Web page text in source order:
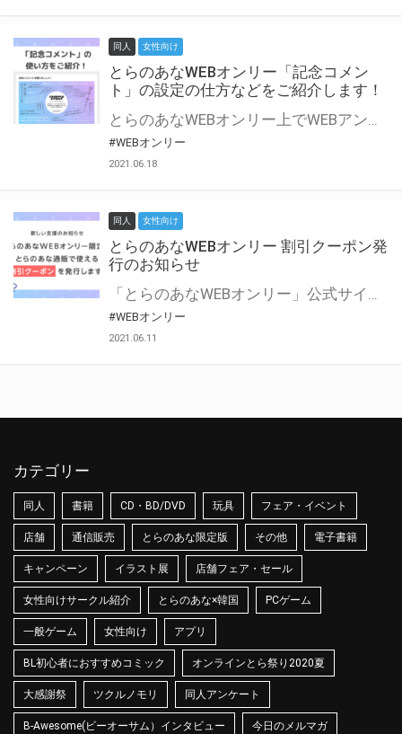
同人 女性向け
とらのあなWEBオンリー「記念コメン
ト」の設定の仕方などをご紹介します！
とらのあなWEBオンリー上でWEBアンソロジーが作成できる「記念コメント」について、その使い方や作成手順を解説します！ 支援タイプを「サークル参加型」「サークル参加型・マルシェ(イベント会場)機能付き」でお申し込みいただいている主催者様はぜひご活用ください♪ とらのあなWEBオンリーサイトはこちら
#WEBオンリー
2021.06.18
同人 女性向け
とらのあなWEBオンリー 割引クーポン発
行のお知らせ
「とらのあなWEBオンリー」公式サイトでとらのあな通販の「割引クーポン」を配布中！ イベントごとに開催当日限定で使える割引クーポンのシリアルコードを発行します。 とらのあなWEBオンリーのページをチェックして、イベント当日にお得にお買い物を楽しみましょう♪ ※本キャンペーンは予告なく終了する場合がございます。 とらのあなWEBオンリーサイトはこちら
#WEBオンリー
2021.06.11
カテゴリー
同人 書籍 CD・BD/DVD 玩具 フェア・イベント
店舗 通信販売 とらのあな限定版 その他 電子書籍
キャンペーン イラスト展 店舗フェア・セール
女性向けサークル紹介 とらのあな×韓国 PCゲーム
一般ゲーム 女性向け アプリ
BL初心者におすすめコミック オンラインとら祭り2020夏
大感謝祭 ツクルノモリ 同人アンケート
B-Awesome(ビーオーサム）インタビュー 今日のメルマガ